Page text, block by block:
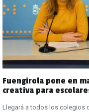
Fuengirola pone en
creativa para
Llegará a todos los colegios